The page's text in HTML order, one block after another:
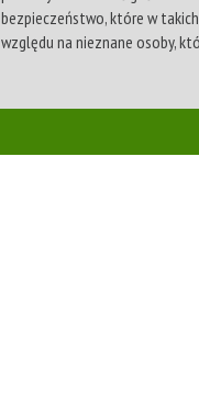
bezpieczeństwo, które w
względu na nieznane osoby,